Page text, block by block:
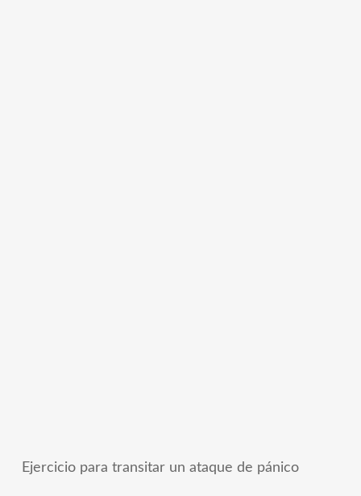
Ejercicio para transitar un ataque de pánico